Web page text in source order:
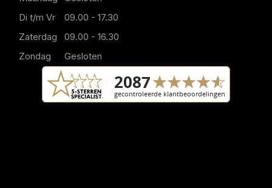
Di t/m Vr
09.00 - 17.30
Zaterdag
09.00 - 16.30
Zondag
Gesloten